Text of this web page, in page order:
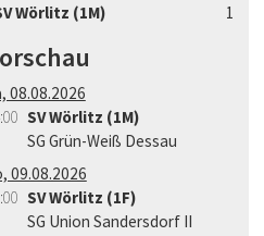
Wörlitz (1M)
1
08.08.2026
SV Wörlitz (1M)
SG Grün-Weiß Dessau
09.08.2026
SV Wörlitz (1F)
SG Union Sandersdorf II